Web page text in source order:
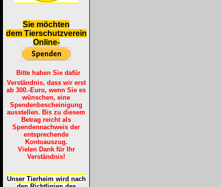
Sie möchten
dem Tierschutzverein
Online-
Bitte haben Sie dafür
Verständnis, dass wir erst
ab 300.-Euro, wenn Sie es
wünschen, eine
Spendenbescheinigung
ausstellen. Bis zu diesem
Betrag reicht als
Spendennachweis der
entsprechende
Kontoauszug.
Vielen Dank für Ihr
Verständnis!
Unser Tierheim wird nach